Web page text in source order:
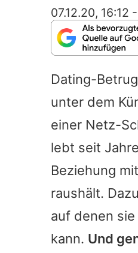
07.12.20, 16:12 -
Dating-
unter dem
einer Netz-
lebt seit
Beziehung
raushält.
auf denen
kann. Und